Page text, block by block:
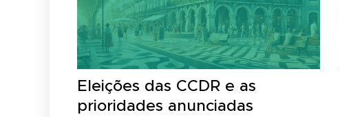
Eleições das CCDR e as
prioridades anunciadas